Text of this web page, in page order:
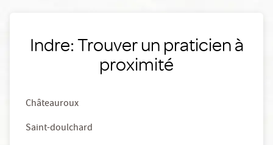
Indre: Trouver un praticien à
proximité
Châteauroux
Saint-doulchard